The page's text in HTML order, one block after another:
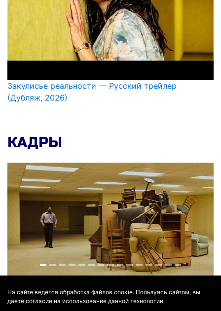
На сайте ведётся обработка файлов cookie. Пользуясь сайтом, вы
даете согласие на использование данной технологии.
Закулисье реальности — Русский трейлер
(Дубляж, 2026)
КАДРЫ
© 2017 - 2026 MOVIE